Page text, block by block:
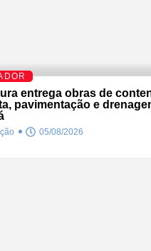
entrega obras de
pavimentação e
05/08/2026